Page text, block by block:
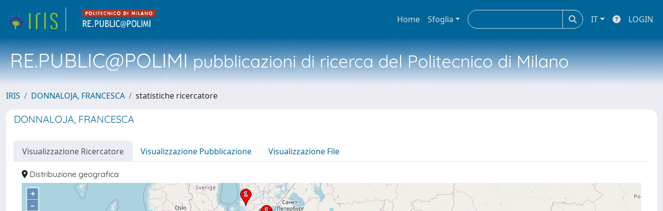
Home Sfoglia IT LOGIN
RE.PUBLIC@POLIMIpubblicazioni di ricerca del Politecnico di Milano
IRIS DONNALOJA, FRANCESCA statistiche ricercatore
DONNALOJA, FRANCESCA
Visualizzazione Ricercatore Visualizzazione Pubblicazione Visualizzazione File
Distribuzione geografica
+
–